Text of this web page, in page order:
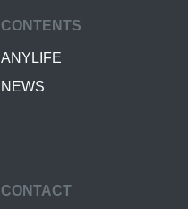
CONTENTS
ANYLIFE
NEWS
CONTACT